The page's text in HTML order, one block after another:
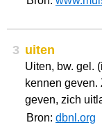
3 uiten
Uiten, bw. gel.
kennen geven.
geven, zich
Bron: dbnl.org